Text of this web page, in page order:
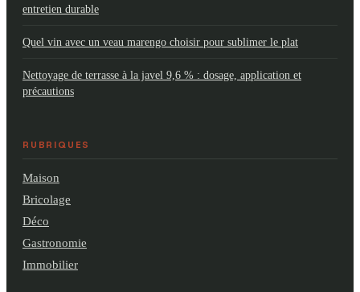
entretien durable
Quel vin avec un veau marengo choisir pour sublimer le plat
Nettoyage de terrasse à la javel 9,6 % : dosage, application et
précautions
RUBRIQUES
Maison
Bricolage
Déco
Gastronomie
Immobilier